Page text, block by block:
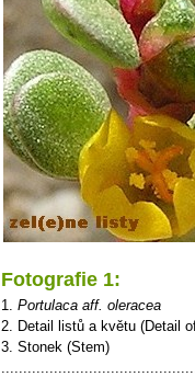
Fotografie 1:
1. Portulaca aff. oleracea
2. Detail listů a květu (Detail
3. Stonek (Stem)